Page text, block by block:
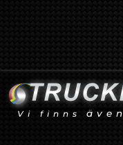
Vi finns även